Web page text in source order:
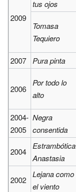
2009
tus ojos
Tomasa
Tequiero
2007
Pura pinta
2006
Por todo lo
alto
2004-
2005
Negra
consentida
2004
Estrambótica
Anastasia
2002
Lejana como
el viento